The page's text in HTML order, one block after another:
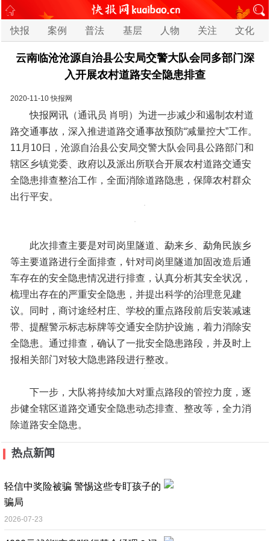
快报 案例 普法 基层 人物 关注 文化
云南临沧沧源自治县公安局交警大队会同多部门深
入开展农村道路安全隐患排查
2020-11-10 快报网
快报网讯（通讯员 肖明）为进一步减少和遏制农村道
路交通事故，深入推进道路交通事故预防“减量控大”工作。
11月10日，沧源自治县公安局交警大队会同县公路部门和
辖区乡镇党委、政府以及派出所联合开展农村道路交通安
全隐患排查整治工作，全面消除道路隐患，保障农村群众
出行平安。
此次排查主要是对司岗里隧道、勐来乡、勐角民族乡
等主要道路进行全面排查，针对司岗里隧道加固改造后通
车存在的安全隐患情况进行排查，认真分析其安全状况，
梳理出存在的严重安全隐患，并提出科学的治理意见建
议。同时，商讨途经村庄、学校的重点路段前后安装减速
带、提醒警示标志标牌等交通安全防护设施，着力消除安
全隐患。通过排查，确认了一批安全隐患路段，并及时上
报相关部门对较大隐患路段进行整改。
下一步，大队将持续加大对重点路段的管控力度，逐
步健全辖区道路交通安全隐患动态排查、整改等，全力消
除道路安全隐患。
热点新闻
轻信中奖险被骗 警惕这些专盯孩子的
骗局
2026-07-23